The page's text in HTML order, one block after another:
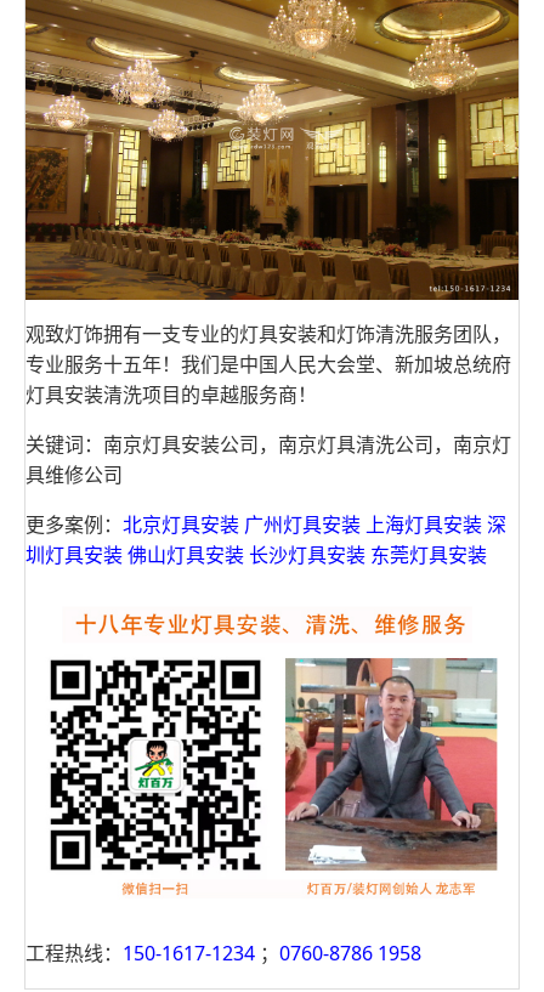
观致灯饰拥有一支专业的灯具安装和灯饰清洗服务团队，
专业服务十五年！我们是中国人民大会堂、新加坡总统府
灯具安装清洗项目的卓越服务商！
关键词：南京灯具安装公司，南京灯具清洗公司，南京灯
具维修公司
更多案例： 北京灯具安装广州灯具安装上海灯具安装深
圳灯具安装佛山灯具安装长沙灯具安装 东莞灯具安装
工程热线： 150-1617-1234 ； 0760-8786 1958